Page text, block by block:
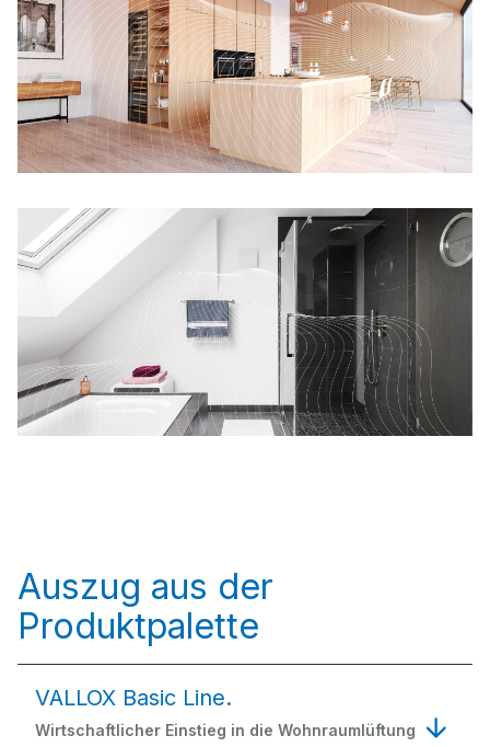
Auszug aus der
Produktpalette
VALLOX Basic Line.
Wirtschaftlicher Einstieg in die Wohnraumlüftung